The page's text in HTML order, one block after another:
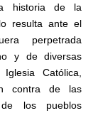
historia de la
resulta ante el
perpetrada
y de diversas
Católica,
contra de las
de los pueblos